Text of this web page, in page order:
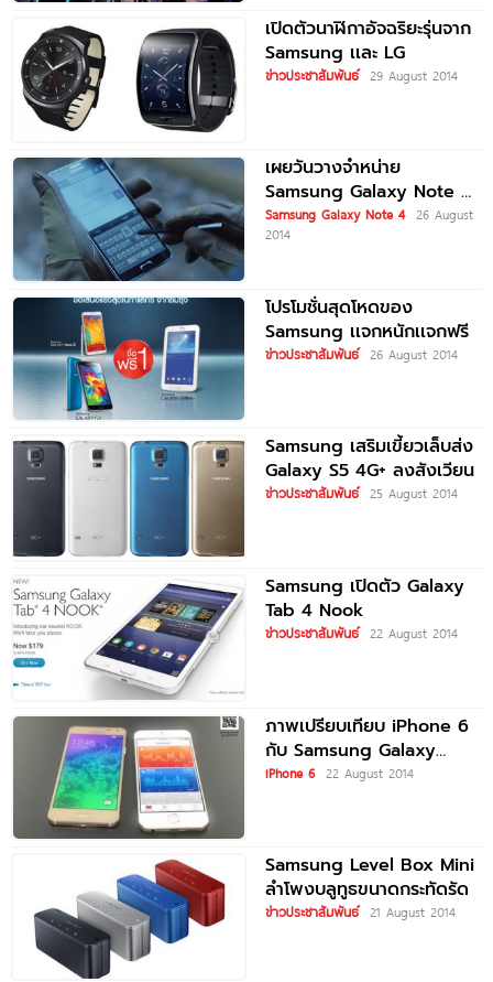
เปิดตัวนาฬิกาอัจฉริยะรุ่นจาก
Samsung เเละ LG
ข่าวประชาสัมพันธ์ 29 August 2014
เผยวันวางจำหน่าย
Samsung Galaxy Note 4
พร้อมคลิปโปรโมต
Samsung Galaxy Note 4 26 August
2014
โปรโมชั่นสุดโหดของ
Samsung เเจกหนักเเจกฟรี
ข่าวประชาสัมพันธ์ 26 August 2014
Samsung เสริมเขี้ยวเล็บส่ง
Galaxy S5 4G+ ลงสังเวียน
ข่าวประชาสัมพันธ์ 25 August 2014
Samsung เปิดตัว Galaxy
Tab 4 Nook
ข่าวประชาสัมพันธ์ 22 August 2014
ภาพเปรียบเทียบ iPhone 6
กับ Samsung Galaxy
Alpha
iPhone 6 22 August 2014
Samsung Level Box Mini
ลำโพงบลูทูธขนาดกระทัดรัด
ข่าวประชาสัมพันธ์ 21 August 2014